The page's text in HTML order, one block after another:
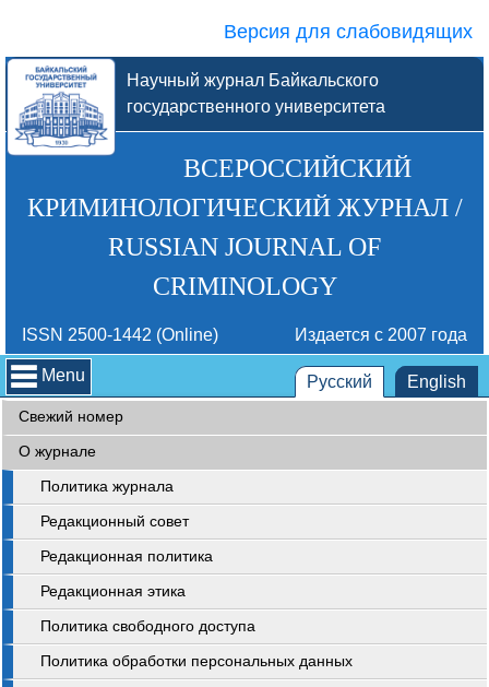
Версия для слабовидящих
Научный журнал Байкальского
государственного университета
ВСЕРОССИЙСКИЙ
КРИМИНОЛОГИЧЕСКИЙ ЖУРНАЛ /
RUSSIAN JOURNAL OF
CRIMINOLOGY
ISSN 2500-1442 (Online) Издается с 2007 года
Menu Русский English
Свежий номер
О журнале
Политика журнала
Редакционный совет
Редакционная политика
Редакционная этика
Политика свободного доступа
Политика обработки персональных данных